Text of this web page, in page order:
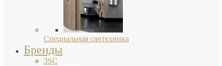
Специальная сантехника
Бренды
3SC